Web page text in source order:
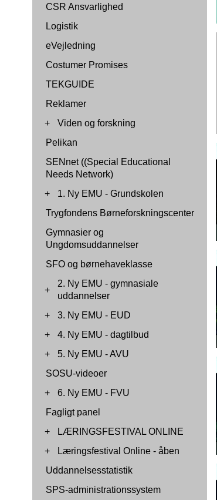
CSR Ansvarlighed
Logistik
eVejledning
Costumer Promises
TEKGUIDE
Reklamer
+
Viden og forskning
Pelikan
SENnet ((Special Educational
Needs Network)
+
1. Ny EMU - Grundskolen
Trygfondens Børneforskningscenter
Gymnasier og
Ungdomsuddannelser
SFO og børnehaveklasse
+
2. Ny EMU - gymnasiale
uddannelser
+
3. Ny EMU - EUD
+
4. Ny EMU - dagtilbud
+
5. Ny EMU - AVU
SOSU-videoer
+
6. Ny EMU - FVU
Fagligt panel
+
LÆRINGSFESTIVAL ONLINE
+
Læringsfestival Online - åben
Uddannelsesstatistik
SPS-administrationssystem